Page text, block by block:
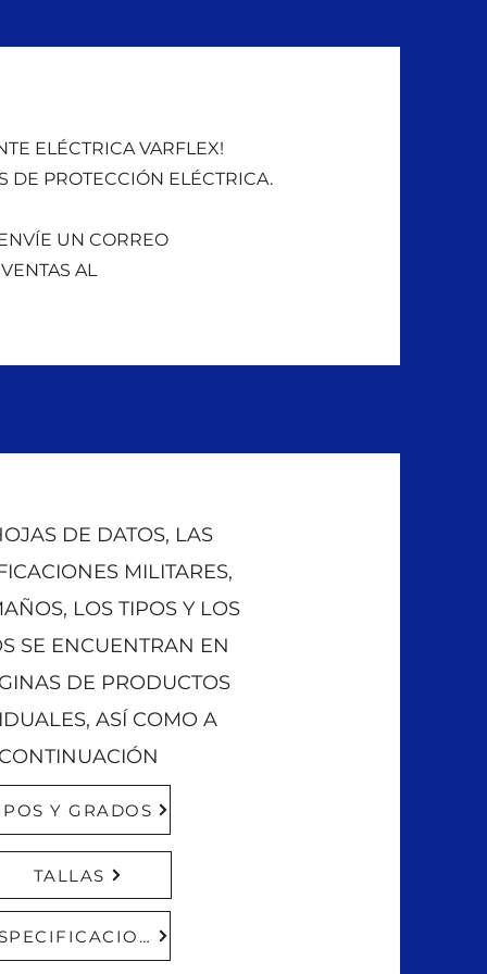
ELÉCTRICA VARFLEX!
DE PROTECCIÓN ELÉCTRICA.
UN CORREO
AL
DE DATOS, LAS
MILITARES,
LOS TIPOS Y LOS
SE ENCUENTRAN EN
DE PRODUCTOS
ASÍ COMO A
CONTINUACIÓN
Y GRADOS
TALLAS
ESPECIFICACIONES MILITARES